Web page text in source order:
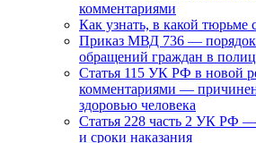
комментариями
Как узнать, в какой тюрьме
Приказ МВД 736 — порядок
обращений граждан в
Статья 115 УК РФ в новой
комментариями —
здоровью человека
Статья 228 часть 2 УК РФ
и сроки наказания